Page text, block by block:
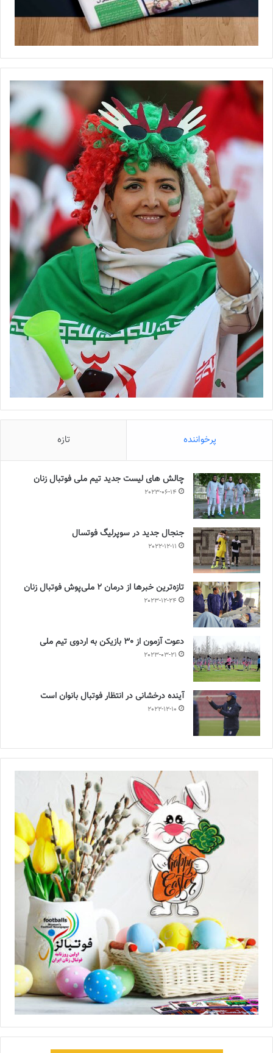
پرخواننده تازه
چالش هاى ليست جدید تيم ملى فوتبال زنان
2023-06-14
جنجال جدید در سوپرلیگ فوتسال
2022-12-11
تازه‌ترین خبرها از درمان ۲ ملی‌پوش فوتبال زنان
2023-12-24
دعوت آزمون از 30 بازیکن به اردوی تیم ملی
2023-03-21
آینده درخشانی در انتظار فوتبال بانوان است
2022-12-10